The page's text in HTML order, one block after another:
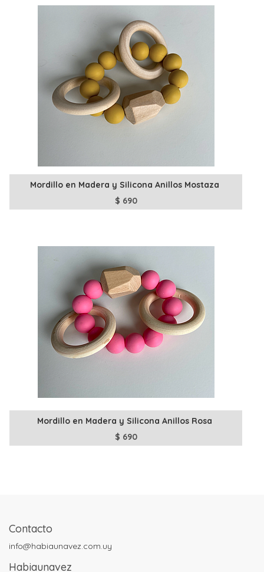
Mordillo en Madera y Silicona Anillos Mostaza
$ 690
Mordillo en Madera y Silicona Anillos Rosa
$ 690
Contacto
info@habiaunavez.com.uy
Habiaunavez